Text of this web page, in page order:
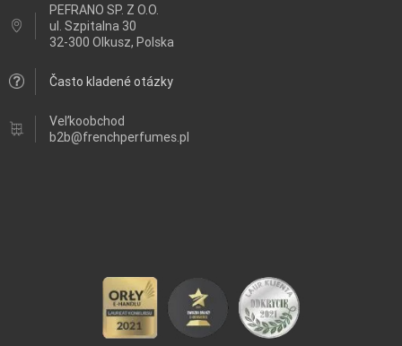
PEFRANO SP. Z O.O.
ul. Szpitalna 30
32-300 Olkusz, Polska
Často kladené otázky
Veľkoobchod
b2b@frenchperfumes.pl